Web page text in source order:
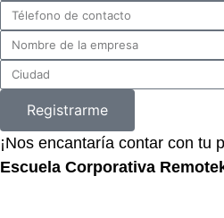
Registrarme
¡Nos encantaría contar con tu
Escuela Corporativa